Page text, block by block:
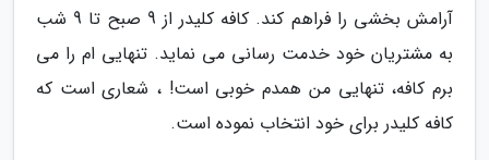
آرامش بخشی را فراهم کند. کافه کلیدر از 9 صبح تا 9 شب
به مشتریان خود خدمت رسانی می نماید. تنهایی ام را می
برم کافه، تنهایی من همدم خوبی است! ، شعاری است که
کافه کلیدر برای خود انتخاب نموده است.